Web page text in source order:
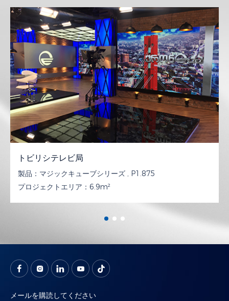
トビリシテレビ局
製品： マジックキューブシリーズ , P1.875
プロジェクトエリア： 6.9m²
メールを購読してください